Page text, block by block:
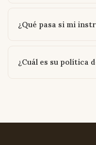
¿Qué pasa si mi
¿Cuál es su política